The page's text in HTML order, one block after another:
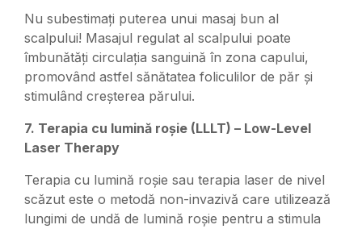
Nu subestimați puterea unui masaj bun al
scalpului! Masajul regulat al scalpului poate
îmbunătăți circulația sanguină în zona capului,
promovând astfel sănătatea foliculilor de păr și
stimulând creșterea părului.
7. Terapia cu lumină roșie (LLLT) – Low-Level
Laser Therapy
Terapia cu lumină roșie sau terapia laser de nivel
scăzut este o metodă non-invazivă care utilizează
lungimi de undă de lumină roșie pentru a stimula